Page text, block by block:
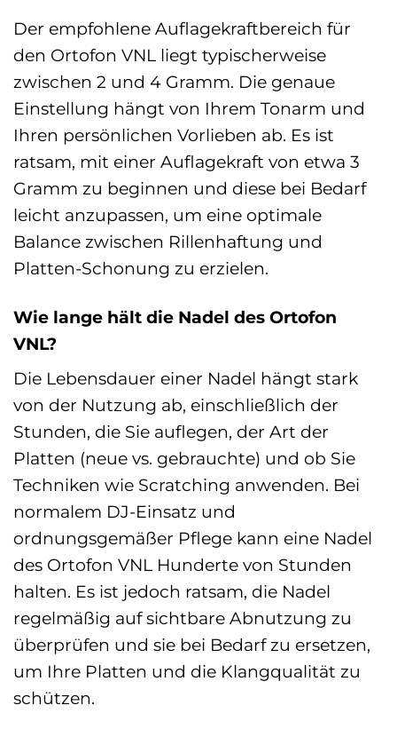
Der empfohlene Auflagekraftbereich für
den Ortofon VNL liegt typischerweise
zwischen 2 und 4 Gramm. Die genaue
Einstellung hängt von Ihrem Tonarm und
Ihren persönlichen Vorlieben ab. Es ist
ratsam, mit einer Auflagekraft von etwa 3
Gramm zu beginnen und diese bei Bedarf
leicht anzupassen, um eine optimale
Balance zwischen Rillenhaftung und
Platten-Schonung zu erzielen.
Wie lange hält die Nadel des Ortofon
VNL?
Die Lebensdauer einer Nadel hängt stark
von der Nutzung ab, einschließlich der
Stunden, die Sie auflegen, der Art der
Platten (neue vs. gebrauchte) und ob Sie
Techniken wie Scratching anwenden. Bei
normalem DJ-Einsatz und
ordnungsgemäßer Pflege kann eine Nadel
des Ortofon VNL Hunderte von Stunden
halten. Es ist jedoch ratsam, die Nadel
regelmäßig auf sichtbare Abnutzung zu
überprüfen und sie bei Bedarf zu ersetzen,
um Ihre Platten und die Klangqualität zu
schützen.